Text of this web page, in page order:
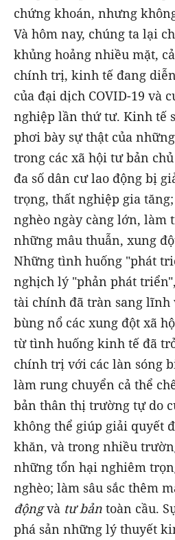
chứng khoán, nhưng
Và hôm nay, chúng ta lại
khủng hoảng nhiều mặt,
chính trị, kinh tế đang
của đại dịch COVID-19 và
nghiệp lần thứ tư. Kinh tế
phơi bày sự thật của
trong các xã hội tư bản
đa số dân cư lao động bị
trọng, thất nghiệp gia
nghèo ngày càng lớn, làm
những mâu thuẫn, xung
Những tình huống "phát
nghịch lý "phản phát
tài chính đã tràn sang lĩnh
bùng nổ các xung đột xã
từ tình huống kinh tế đã
chính trị với các làn sóng
làm rung chuyển cả thể
bản thân thị trường tự do
không thể giúp giải quyết
khăn, và trong nhiều
những tổn hại nghiêm
nghèo; làm sâu sắc thêm
độngvà tư bản toàn cầu.
phá sản những lý thuyết